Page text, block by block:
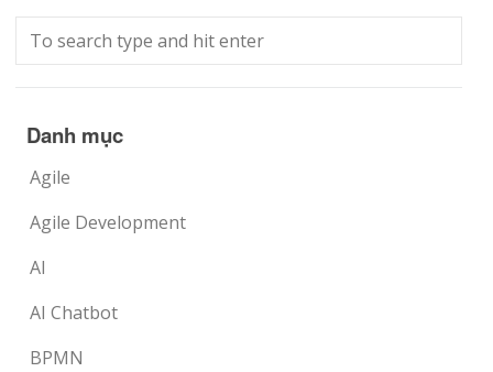
Danh mục
Agile
Agile Development
AI
AI Chatbot
BPMN